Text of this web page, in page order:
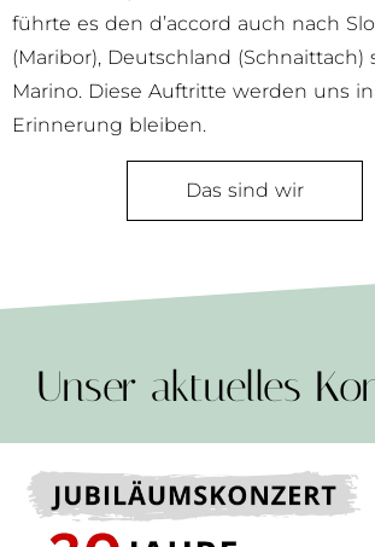
führte es den d’accord auch nach
(Maribor), Deutschland (Schnaittach)
Marino. Diese Auftritte werden uns
Erinnerung bleiben.
Das sind wir
Unser aktuelles